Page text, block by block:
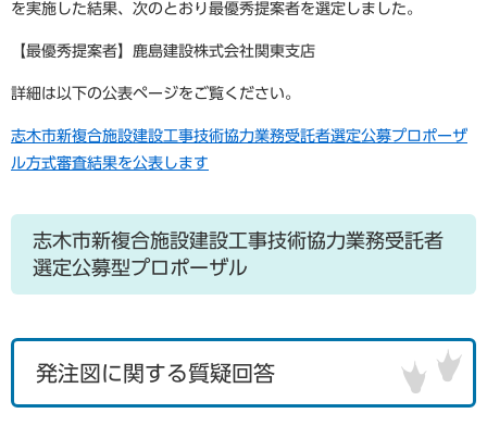
を実施した結果、次のとおり最優秀提案者を選定しました。
【最優秀提案者】鹿島建設株式会社関東支店
詳細は以下の公表ページをご覧ください。
志木市新複合施設建設工事技術協力業務受託者選定公募プロポーザ
ル方式審査結果を公表します
志木市新複合施設建設工事技術協力業務受託者
選定公募型プロポーザル
発注図に関する質疑回答